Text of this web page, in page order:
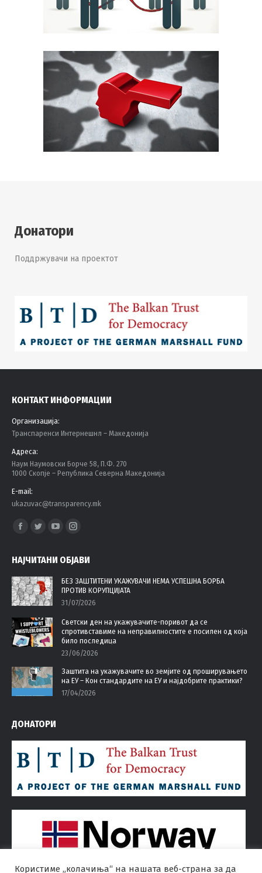
Донатори
Поддржувачи на проектот
КОНТАКТ ИНФОРМАЦИИ
Организација:
Tранспаренси Интернешнл – Македонија
Адреса:
Наум Наумовски Борче 58, П.Ф. 270
1000 Скопје – Република Северна Македонија
E-mail:
ukazuvac@transparency.mk
Find us on:
Facebook
opens
in
new
window
Twitter
opens
in
new
window
YouTube
opens
new
window
Instagram
opens
in
new
window
НАЈЧИТАНИ ОБЈАВИ
БЕЗ ЗАШТИТЕНИ УКАЖУВАЧИ НЕМА УСПЕШНА БОРБА
ПРОТИВ КОРУПЦИЈАТА
31/07/2026
Светски ден на укажувачите-поривот да се
спротивставиме на неправилностите е посилен од која
било последица
23/06/2026
Заштита на укажувачите во земјите од проширувањето
на ЕУ – Кон стандардите на ЕУ и најдобрите практики?
17/04/2026
ДОНАТОРИ
Користиме „колачиња“ на нашата веб-страна за да